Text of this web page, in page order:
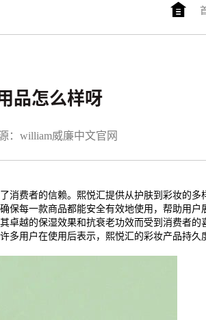
品怎么样呀
：william威廉中文官网
消费者的信赖。熙悦汇提供从护肤到彩妆的
每一款商品都能安全有效地使用，帮助用户
越的保湿效果和抗衰老功效而受到消费者的
用户在使用后表示，熙悦汇的彩妆产品持